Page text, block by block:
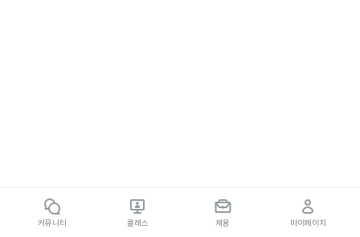
커뮤니티 클래스 채용 마이페이지